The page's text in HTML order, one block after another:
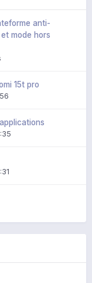
anti-
mode hors
15t pro